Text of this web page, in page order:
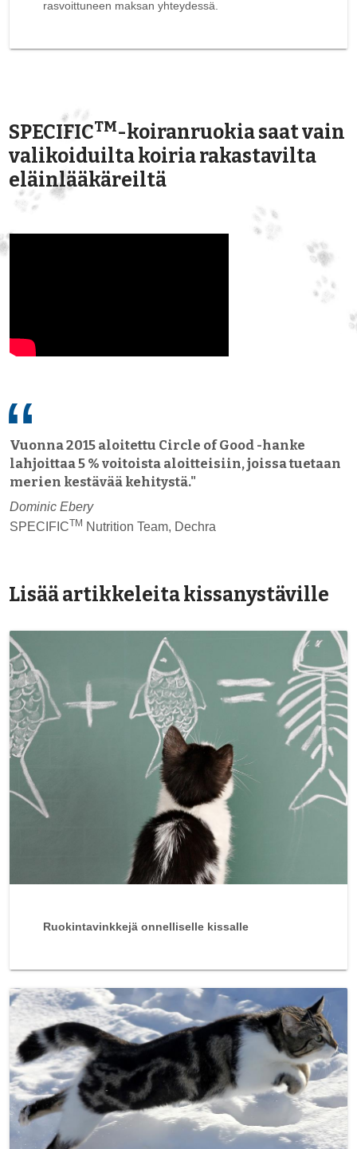
rasvoittuneen maksan yhteydessä.
SPECIFICTM-koiranruokia saat vain
valikoiduilta koiria rakastavilta
eläinlääkäreiltä
Vuonna 2015 aloitettu Circle of Good -hanke
lahjoittaa 5 % voitoista aloitteisiin, joissa tuetaan
merien kestävää kehitystä."
Dominic Ebery
SPECIFICTM Nutrition Team, Dechra
Lisää artikkeleita kissanystäville
Ruokintavinkkejä onnelliselle kissalle